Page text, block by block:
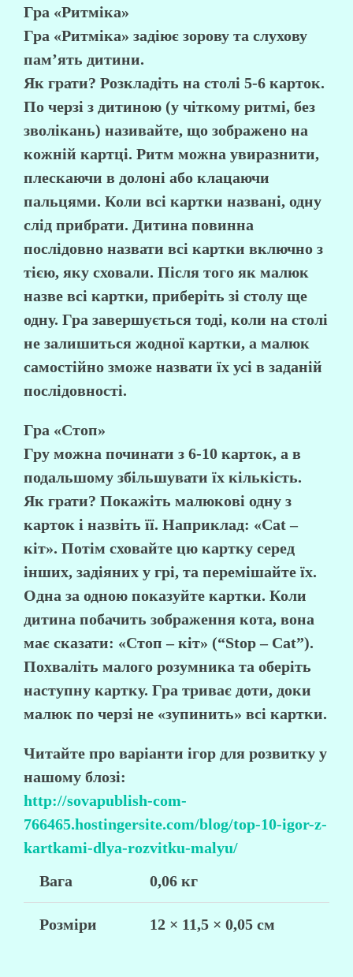
Гра «Ритміка»
Гра «Ритміка» задіює зорову та слухову
пам’ять дитини.
Як грати? Розкладіть на столі 5-6 карток.
По черзі з дитиною (у чіткому ритмі, без
зволікань) називайте, що зображено на
кожній картці. Ритм можна увиразнити,
плескаючи в долоні або клацаючи
пальцями. Коли всі картки названі, одну
слід прибрати. Дитина повинна
послідовно назвати всі картки включно з
тією, яку сховали. Після того як малюк
назве всі картки, приберіть зі столу ще
одну. Гра завершується тоді, коли на столі
не залишиться жодної картки, а малюк
самостійно зможе назвати їх усі в заданій
послідовності.
Гра «Стоп»
Гру можна починати з 6-10 карток, а в
подальшому збільшувати їх кількість.
Як грати? Покажіть малюкові одну з
карток і назвіть її. Наприклад: «Cat –
кіт». Потім сховайте цю картку серед
інших, задіяних у грі, та перемішайте їх.
Одна за одною показуйте картки. Коли
дитина побачить зображення кота, вона
має сказати: «Стоп – кіт» (“Stop – Cat”).
Похваліть малого розумника та оберіть
наступну картку. Гра триває доти, доки
малюк по черзі не «зупинить» всі картки.
Читайте про варіанти ігор для розвитку у
нашому блозі:
http://sovapublish-com-
766465.hostingersite.com/blog/top-10-igor-z-
kartkami-dlya-rozvitku-malyu/
Вага
0,06 кг
Розміри 12 × 11,5 × 0,05 см